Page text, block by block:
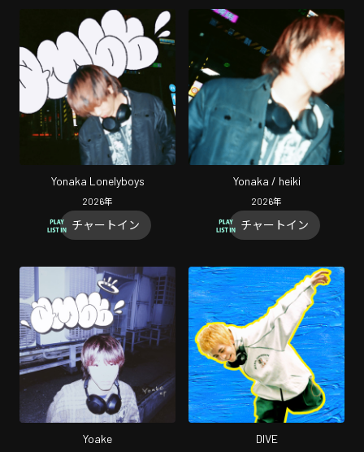
Yonaka Lonelyboys
2026年
チャートイン
Yonaka / heiki
2026年
チャートイン
Yoake DIVE